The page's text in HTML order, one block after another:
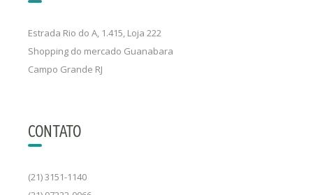
Estrada Rio do A, 1.415, Loja 222
Shopping do mercado Guanabara
Campo Grande RJ
CONTATO
(21) 3151-1140